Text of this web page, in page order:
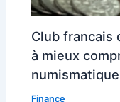
Club francais
à mieux
Finance